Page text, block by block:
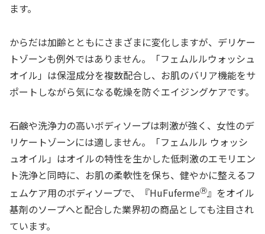
ます。
からだは加齢とともにさまざまに変化しますが、デリケー
トゾーンも例外ではありません。「フェムルルウォッシュ
オイル」は保湿成分を複数配合し、お肌のバリア機能をサ
ポートしながら気になる乾燥を防ぐエイジングケアです。
石鹸や洗浄力の高いボディソープは刺激が強く、女性のデ
リケートゾーンには適しません。「フェムルル ウォッシ
ュオイル」はオイルの特性を生かした低刺激のエモリエン
ト洗浄と同時に、お肌の柔軟性を保ち、健やかに整えるフ
ェムケア用のボディソープで、『HuFufermeⓇ』をオイル
基剤のソープへと配合した業界初の商品としても注目され
ています。